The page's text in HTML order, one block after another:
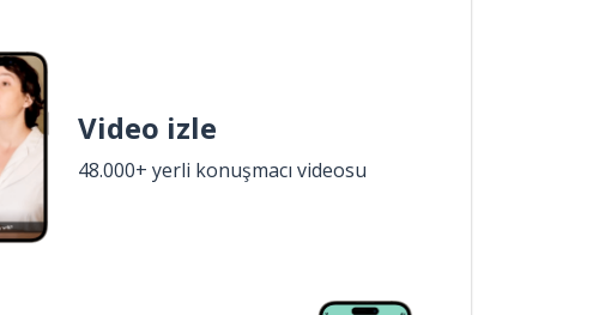
Video izle
48.000+ yerli konuşmacı videosu